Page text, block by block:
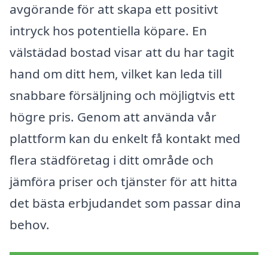
avgörande för att skapa ett positivt
intryck hos potentiella köpare. En
välstädad bostad visar att du har tagit
hand om ditt hem, vilket kan leda till
snabbare försäljning och möjligtvis ett
högre pris. Genom att använda vår
plattform kan du enkelt få kontakt med
flera städföretag i ditt område och
jämföra priser och tjänster för att hitta
det bästa erbjudandet som passar dina
behov.